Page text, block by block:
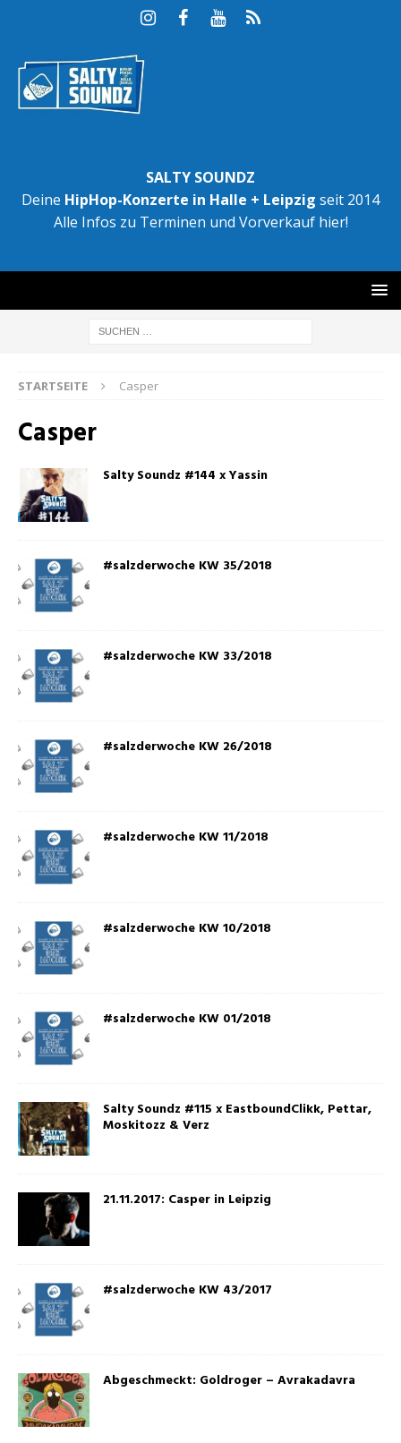
SALTY SOUNDZ
Deine HipHop-Konzerte in Halle + Leipzig seit 2014
Alle Infos zu Terminen und Vorverkauf hier!
STARTSEITE Casper
Casper
Salty Soundz #144 x Yassin
#salzderwoche KW 35/2018
#salzderwoche KW 33/2018
#salzderwoche KW 26/2018
#salzderwoche KW 11/2018
#salzderwoche KW 10/2018
#salzderwoche KW 01/2018
Salty Soundz #115 x EastboundClikk, Pettar,
Moskitozz & Verz
21.11.2017: Casper in Leipzig
#salzderwoche KW 43/2017
Abgeschmeckt: Goldroger – Avrakadavra